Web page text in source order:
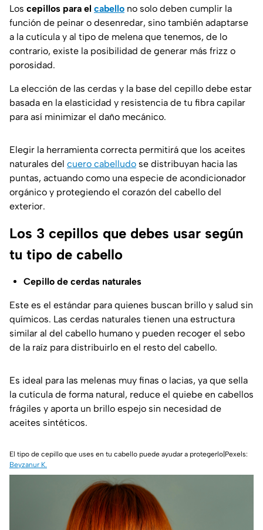
Los cepillos para el cabello no solo deben cumplir la
función de peinar o desenredar, sino también adaptarse
a la cutícula y al tipo de melena que tenemos, de lo
contrario, existe la posibilidad de generar más frizz o
porosidad.
La elección de las cerdas y la base del cepillo debe estar
basada en la elasticidad y resistencia de tu fibra capilar
para así minimizar el daño mecánico.
Elegir la herramienta correcta permitirá que los aceites
naturales del cuero cabelludo se distribuyan hacia las
puntas, actuando como una especie de acondicionador
orgánico y protegiendo el corazón del cabello del
exterior.
Los 3 cepillos que debes usar según
tu tipo de cabello
Cepillo de cerdas naturales
Este es el estándar para quienes buscan brillo y salud sin
químicos. Las cerdas naturales tienen una estructura
similar al del cabello humano y pueden recoger el sebo
de la raíz para distribuirlo en el resto del cabello.
Es ideal para las melenas muy finas o lacias, ya que sella
la cutícula de forma natural, reduce el quiebe en cabellos
frágiles y aporta un brillo espejo sin necesidad de
aceites sintéticos.
El tipo de cepillo que uses en tu cabello puede ayudar a protegerlo|Pexels:
Beyzanur K.